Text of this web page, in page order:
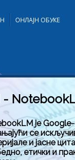
ОНЛАЈН ОБУКЕ
је
се
и јасне
етички и